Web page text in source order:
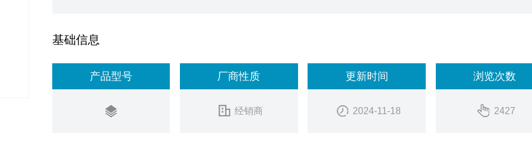
基础信息
产品型号 厂商性质
经销商
更新时间
2024-11-18
浏览次数
2427